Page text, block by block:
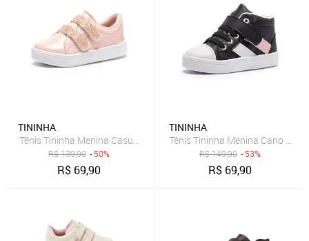
TININHA
Tênis Tininha Menina Casual Gliter Rosa
R$139,90 - 50%
R$ 69,90
TININHA
Tênis Tininha Menina Cano Alto
R$149,90 - 53%
R$ 69,90